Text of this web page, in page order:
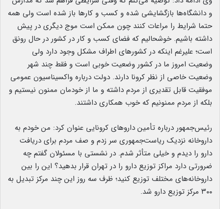
و دانشگاه‌ها بازگشایشی شده و کسب و کارها باز شده است ولی همه
حتما شرایط را مراعات کنند چون ممکن است موج دیگری در پیش
داشته باشیم. خوشحالیم که فضای کسب و کار در کشور در حال رونق
است؛ علیرغم اینکه در کشورهای اطراف مشکل وجود دارد ولی
وضعیت امروز ما در کشور وضعیت خوبی است و فقط چند شهر
وضعیت خاصی از نظر کرونا دارند. دولت درباره واکسیناسیون عمومی
موفقیت قابل تقدیری از مردم داشته و ما از خودمان ممنون نیستیم و
بلکه از مردم ممنونیم که خوب همکاری داشتند.
رئیس‌جمهور درباره تأمین داروهای کرونایی عنوان کرد: من خودم به
داروخانه نزدیک ریاست‌جمهوری سر زدم و صف مردم برای دریافت
دارو را دیدم و خیلی متأثر شدم. در نشستی با مسئولان گفتم چه
ضرورتی دارد مراکز توزیع دارو را در تهران قرار بدهید؟ این را بین
داروخانه‌های مختلف توزیع کنید؛ ظرف سه روز این چند مرکز تبدیل به
۳۰۰ مرکز توزیع دارو شد.